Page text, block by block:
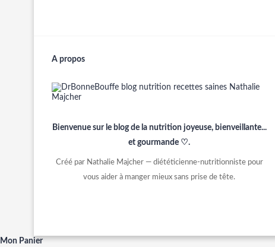
A propos
Bienvenue sur le blog de la nutrition joyeuse, bienveillante...
et gourmande ♡.
Créé par Nathalie Majcher — diététicienne-nutritionniste pour
vous aider à manger mieux sans prise de tête.
Mon Panier